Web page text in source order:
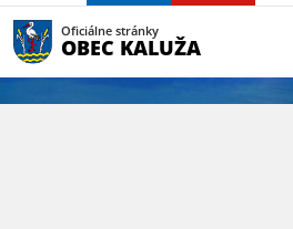
Oficiálne stránky
OBEC KALUŽA